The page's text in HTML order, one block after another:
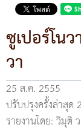
ซูเปอร์โน
วา
25 ส.ค. 2555
ปรับปรุงครั้งล่าสุ
รายงานโดย: วิมุติ